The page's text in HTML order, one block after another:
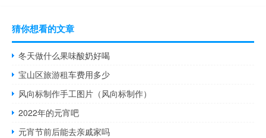
猜你想看的文章
冬天做什么果味酸奶好喝
宝山区旅游租车费用多少
风向标制作手工图片（风向标制作）
2022年的元宵吧
元宵节前后能去亲戚家吗